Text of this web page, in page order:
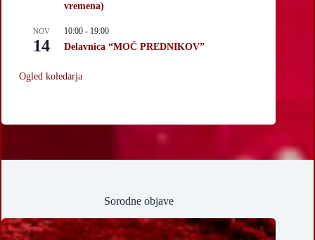
vremena)
NOV
14
10:00 - 19:00
Delavnica “MOČ PREDNIKOV”
Ogled koledarja
Sorodne objave